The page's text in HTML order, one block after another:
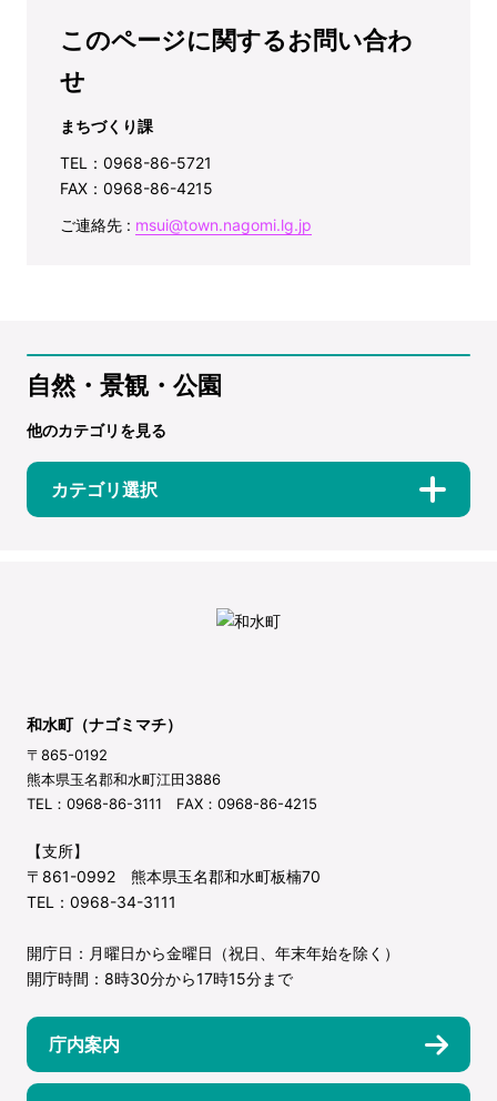
このページに関するお問い合わ
せ
まちづくり課
TEL：0968-86-5721
FAX：0968-86-4215
ご連絡先 : msui@town.nagomi.lg.jp
自然・景観・公園
他のカテゴリを見る
カテゴリ選択
和水町（ナゴミマチ）
〒865-0192
熊本県玉名郡和水町江田3886
TEL：0968-86-3111 FAX：0968-86-4215
【支所】
〒861-0992 熊本県玉名郡和水町板楠70
TEL：0968-34-3111
開庁日：月曜日から金曜日（祝日、年末年始を除く）
開庁時間：8時30分から17時15分まで
庁内案内